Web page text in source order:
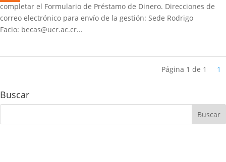
completar el Formulario de Préstamo de Dinero. Direcciones de
correo electrónico para envío de la gestión: Sede Rodrigo
Facio: becas@ucr.ac.cr...
Página 1 de 1 1
Buscar